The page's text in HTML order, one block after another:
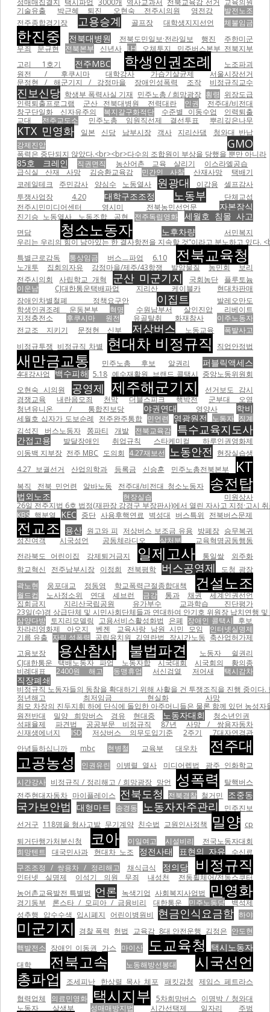
성매매집결지 택시파업 3000개 역사교과서 전북교육감 선거
교육의원
기술유출
박근혜 퇴진 오현숙 전주시의원 영전강
발전노조
전주종합경기장
고용승계 골프장 대학생지지선언 체불임금
한진중 전북대병원 전북도민일보·전라일보 행진
주한미군
무죄 문규현 전북본부 신년사 LH 오체투지
민주버스본부 전북지부
고리 1호기
전주MBC 학생인권조례
노조파괴
원전 / 후쿠시마
대학강사 가습기살균제
서울시장선거
문정현 / 해군기지 / 강정마을
장애인성폭력 조작 비정규직교수
진보신당 학생부 폭력사실 기재 민주노총 / 희망광장 횡령 위장도급
인력퇴출프로그램
군산 전북대병원 전력대란 인권
전주대/비전대
창구단일화
신자유주의 복지갈구화적단 수준별 이동수업
인력퇴출
교대
전주교도소 민주노총 임원직선제 결선투표 뿌리깊은나무
KTX 민영화 일본 신당 남부시장 객사 지리산댐
청와대 반납
강제진압
GMO
폭력은 중단되지 않았다.<br><br>다수의 조합원이 부상을 당했을 뿐만 아니라
85호 크레인 직권면직 농산어촌 교육 살리기
이스라엘공습
급식실 산재 사망
김승환교육감 민간인 사찰 산재사망
택배기
코레일테크
주민감사 양심수 노동열사 원광대 이갑용
셀프감사
투쟁사업장
4.20 대학구조조정 노동부
단체교섭
전주시민미디어센터 영시미
전북농민선언문 자본잠식
진기승 노동열사 노동조합 공현 전주독립영화 세월호 침몰 사고
면담 청소노동자 노후차량
서민복지
우리는 우리의 힘이 남아있는 한 결사항전을 지속할 것”이라고 분노하고 있다.
특별근로감독
통상임금 버스ㅡ파업 6.10 전북교육청
노개투 집회의자유 강정마을/제주/43항쟁 발암물질 농민회
보리
전주시의회
사립학교 개혁 군산 미군기지 국회농단
플루토늄
이운남
CJ대한통운택배파업 지리산 케이블카
현대차판매
장애인차별철폐 정책요구안
이집트
발레오만도
학생인권조례 운동본부
혁명 수원남부서 살인진압
리베이트
지정충전소
후쿠시마 원전 유골탈취 화재참사
이주노동자
전교조 지키기
문정현 신부 저상버스 노동교육
폭발사고
비정규투쟁 비정규직 차별 현대차 비정규직 직업안정법
새만금교통 민주노총 후보 알권리 퍼블릭액세스
4대강사업 백수피해 5.18 예수재활원 브랜드 콜택시 중앙노동위원회
오현숙 시의원
공영제 제주해군기지
선거보도 감시
경쟁교육
내란음모죄 천막 더블스피크 핵박전
군부대 오염
청년유니온 / 통합진보당
야권연대 영양사 학비
세월호 십자가 도보순례 전주완주통합 민언련 영광원전 노동자 징계
김석진
버스노동자 쫑파티 개발 전북교육감 특수교육지도사
간접고용 발달장애인 취업규칙 스타케미컬
하루인권영화제
이동백 지부장 전주 MBC 도의회 4.27재보선 노동안전 현장실습생
4.27 보궐선거
산업의학과 등록금 신승훈 민주노총전북본부 KT
복직 전북 민언련 알바노동 전주대/비전대 청소노동자 송전탑
법외노조 현장실습
미원상사
26일 전주지법 6호 법정(재판장 강경구 부장판사)에서 열린 자사고 지정·고시
KBS 핵분열 KEC 중단 사용후핵연료 벽성대 버스특위 전북버스문제
전교조 용산 원고와 피 저상버스 보조금 유용 방폐장 승무복귀
성진여객
시국성언 공동체라디오 살처분
교육혁명공동행동
전라북도 어린이집
강제퇴거금지 일제고사 통일쌀
외주화
학교혁신
전주남부시장 이정희 전북평학 버스공영제
도청 광장
곽노현
웅포대교 정동영 학교폭력근절종합대책 건설노조
월드컵 노사정소위 연대 셰브런 금강 통과 채권
세계인권선언
집회금지
지리산국립공원 유가부수
교과학습 진단평가
23일(수)경 상급단체 및 시민사회단체들과 연대하여 안기호 위원장 납치연행
삼양다방 토지리모델링 고용서비스활성화법 은폐 장애인 콜택시
후보
차라리영화제
아오지 벤젠 교육사랑 남원 시민 모임
인터넷실명제
기름 유출 자림 성폭력 공립유치원 김영란법 장시간노동 축산업허가제
고용보장
용산참사 불법파견
노동자 쉴권리
CJ대한통운 택배노동자 파업
노동자합 시국대회 시국회의
황의종
비례대표
2400원 해고 동맹휴업 서신검열 저어새 택시감차
직장폐쇄
비정규직 노동자들의 동참을 확대하기 위해 사활을 건 투쟁조직을 진행 중이다.
정년해고
최저임금 현실화
사망
최모 차장의 진두지휘 하에 단식에 돌입한 아주머니들은 물론 함께 있던 농
원전반대
밀양 희망버스 경유 현대중 노동자대회
청소년인권
석패율제
파견법 공공부문 비정규직 87년
사망 / 쌍용자동차
신재생에너지
ISD 저상버스 의무도입기준 2주기
7대자연경관
안녕들하십니까
mbc 현병철 교육부 대우차
전주대
고공농성
인권유린 이병렬 열사 미디어렙법
광주 인화학교
시간강사 비정규직 / 정리해고 / 희망광장 망언 성폭력
탈핵버스
전주현대자동차 마이플레이스 전북도청 전북경찰 철거민 조중동
국가보안법 대형마트 송경동 노동자자주관리
민주진보
선거구 118명을 형사고발 무기계약 친수법 교원인사정책 밀양 cp
퇴거단행가처분신청
코아 이일여고 시설비리
전국노동자대회
희망텐트
대국민사과 현대차 노조 정전사태 표현의 자유
수신료
구조조정 / 쌍용차 / 정리해고
채식급식 정의당 비정규직
인터넷 실명제 이석기 의원 무죄 내성천
전동휠체어/전동스쿠터
농어촌교육발전 특별법 언론 녹색기업 사회복지사업법 민영화
경기동부 론스타 / 모피아 / 금융비리 대한통운 민주노동당
백석제
성추행 압수수색 입시폐지 어린이병원비 현금인식요금함 하야
미군기지 경찰 폭력 헌법 교육감 8대 안전운행 김정은 안도현
핵발전소 장애인 이동권 가스 마이산 도교육청 택시노동자
대학 전북고속 노동해방선봉대
시국선언
총파업
조세피난 한상렬 목사 체포 패킷감청
제임스 페트라스
협력업체
의료민영화 택시지부 5차희망버스 이명박 / 청와대
노동자 살생부
성매매방지법 시간선택제 일자리 주범